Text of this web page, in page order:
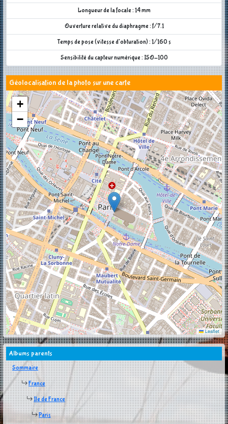
Longueur de la focale : 14 mm
Ouverture relative du diaphragme : f/7.1
Temps de pose (vitesse d'obturation) : 1/160 s
Sensibilité du capteur numérique : ISO-100
Géolocalisation de la photo sur une carte
+
−
Leaflet
Albums parents
Sommaire
France
Ile de France
Paris